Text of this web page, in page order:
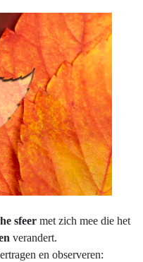
sfeer met zich mee die het
verandert.
en observeren: